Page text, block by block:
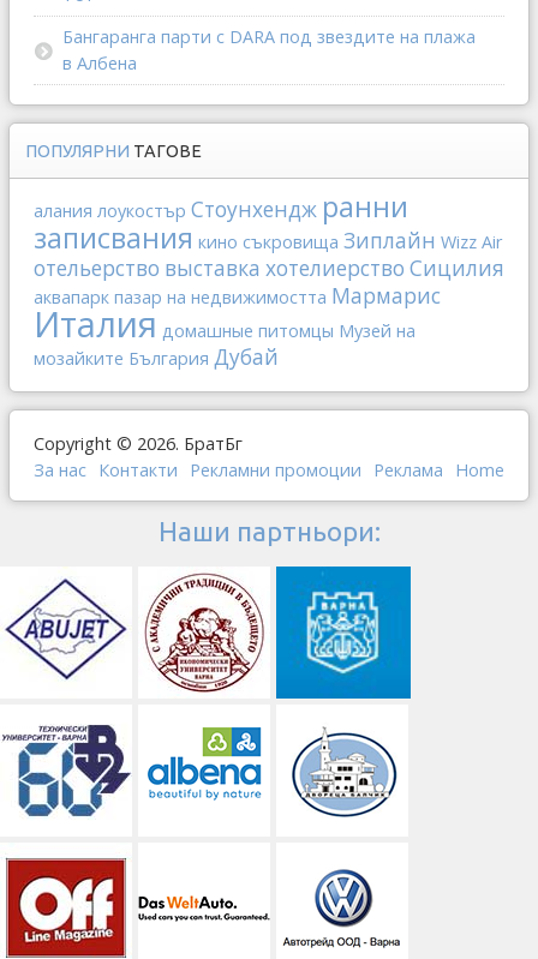
Бангаранга парти с DARA под звездите на плажа
в Албена
ПОПУЛЯРНИ ТАГОВЕ
алания лоукостър Стоунхендж ранни
записвания кино съкровища Зиплайн Wizz Air
отельерство выставка хотелиерство Сицилия
аквапарк пазар на недвижимостта Мармарис
Италия домашные питомцы Музей на
мозайките България Дубай
Copyright © 2026. БратБг
За нас Контакти Рекламни промоции Реклама Home
Наши партньори: